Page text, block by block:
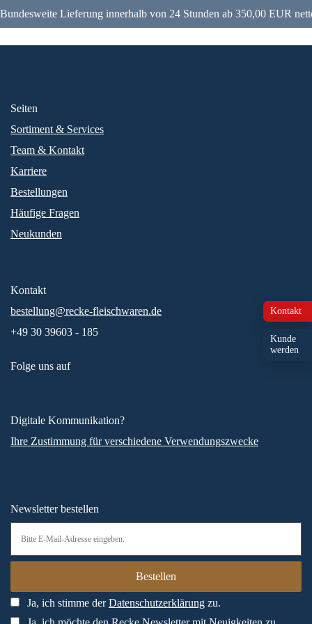
Bundesweite Lieferung innerhalb von 24 Stunden ab 350,00 EUR
Kontakt
Kunde
werden
Seiten
Sortiment & Services
Team & Kontakt
Karriere
Bestellungen
Häufige Fragen
Neukunden
Kontakt
bestellung@recke-fleischwaren.de
+49 30 39603 - 185
Folge uns auf
Digitale Kommunikation?
Ihre Zustimmung für verschiedene Verwendungszwecke
Newsletter bestellen
Ja, ich stimme derDatenschutzerklärung zu.